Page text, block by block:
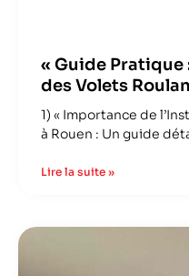
« Guide
des Volets
1) « Importance de
à Rouen : Un guide
Lire la suite »